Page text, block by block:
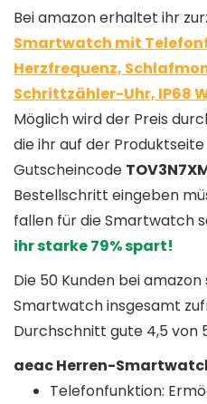
Bei amazon erhaltet ihr
Smartwatch mit
Herzfrequenz,
Schrittzähler-Uhr, IP68
Möglich wird der Preis
die ihr auf der
Gutscheincode
Bestellschritt eingeben
fallen für die Smartwatch
ihr starke 79% spart!
Die 50 Kunden bei
Smartwatch insgesamt
Durchschnitt gute 4,5 von
aeac Herren-
Telefonfunktion: